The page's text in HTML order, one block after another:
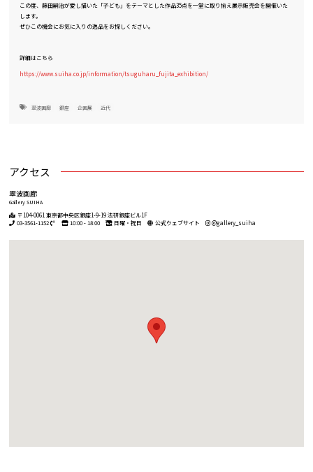
この度、藤田嗣治が愛し描いた「子ども」をテーマとした作品35点を一堂に取り揃え展示販売会を開催いた
します。
ぜひこの機会にお気に入りの逸品をお探しください。
詳細はこちら
https://www.suiha.co.jp/information/tsuguharu_fujita_exhibition/
翠波画廊 銀座 企画展 近代
アクセス
翠波画廊
Gallery SUIHA
〒104-0061 東京都中央区銀座1-9-19 法研銀座ビル1F
03-3561-1152
10:00 - 18:00 日曜・祝日 公式ウェブサイト @gallery_suiha